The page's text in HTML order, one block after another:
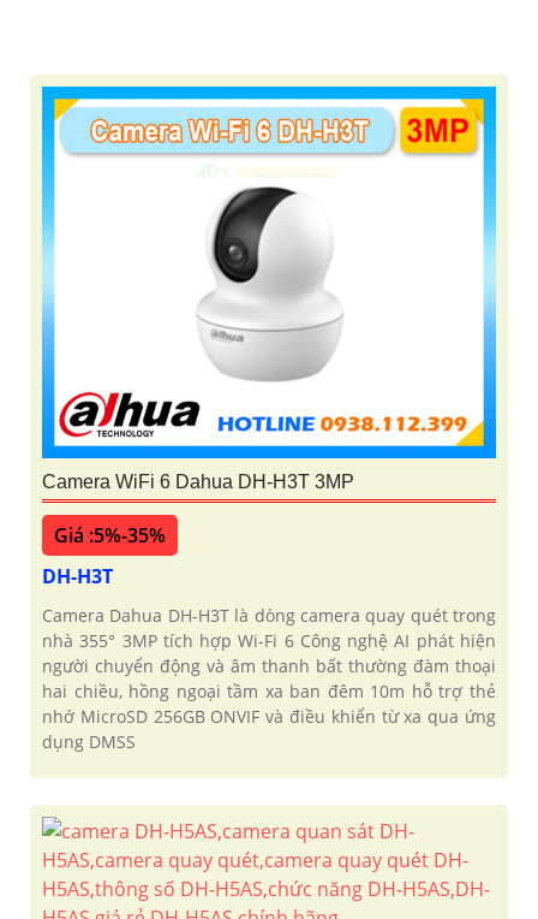
Camera WiFi 6 Dahua DH-H3T 3MP
Giá :5%-35%
DH-H3T
Camera Dahua DH-H3T là dòng camera quay quét trong
nhà 355° 3MP tích hợp Wi-Fi 6 Công nghệ AI phát hiện
người chuyển động và âm thanh bất thường đàm thoại
hai chiều, hồng ngoại tầm xa ban đêm 10m hỗ trợ thẻ
nhớ MicroSD 256GB ONVIF và điều khiển từ xa qua ứng
dụng DMSS